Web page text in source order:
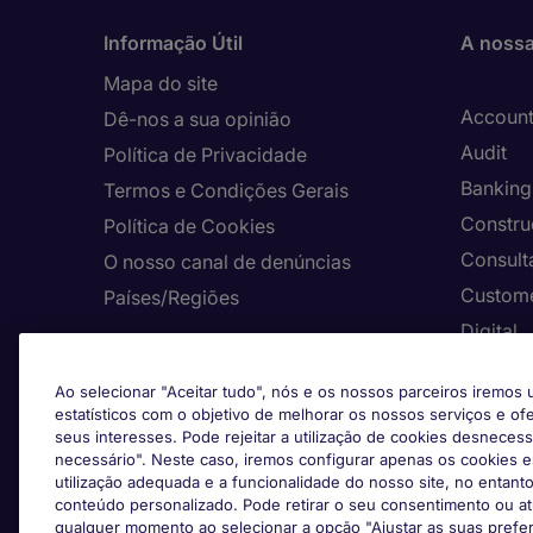
Informação Útil
Mapa do site
Dê-nos a sua opinião
Política de Privacidade
Termos e Condições Gerais
Política de Cookies
O nosso canal de denúncias
Países/Regiões
A
Audit
Digital
Ao selecionar "Aceitar tudo", nós e os nossos parceiros iremos
estatísticos com o objetivo de melhorar os nossos serviços e
seus interesses. Pode rejeitar a utilização de cookies
necessário". Neste caso, iremos configurar apenas os cookies
utilização adequada e a funcionalidade do nosso site, no
conteúdo personalizado. Pode retirar o seu consentimento ou
qualquer momento ao selecionar a opção "Ajustar as suas